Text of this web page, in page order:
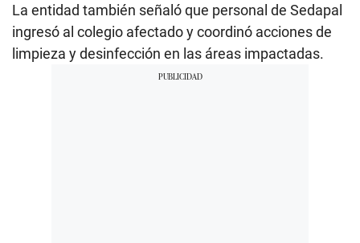
La entidad también señaló que personal de Sedapal
ingresó al colegio afectado y coordinó acciones de
limpieza y desinfección en las áreas impactadas.